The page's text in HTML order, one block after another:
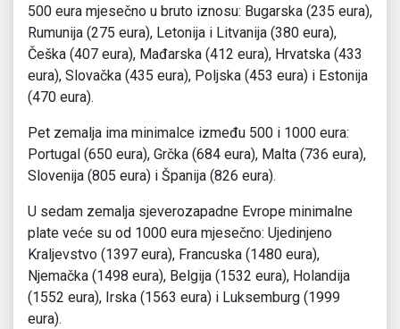
500 eura mjesečno u bruto iznosu: Bugarska (235 eura),
Rumunija (275 eura), Letonija i Litvanija (380 eura),
Češka (407 eura), Mađarska (412 eura), Hrvatska (433
eura), Slovačka (435 eura), Poljska (453 eura) i Estonija
(470 eura).
Pet zemalja ima minimalce između 500 i 1000 eura:
Portugal (650 eura), Grčka (684 eura), Malta (736 eura),
Slovenija (805 eura) i Španija (826 eura).
U sedam zemalja sjeverozapadne Evrope minimalne
plate veće su od 1000 eura mjesečno: Ujedinjeno
Kraljevstvo (1397 eura), Francuska (1480 eura),
Njemačka (1498 eura), Belgija (1532 eura), Holandija
(1552 eura), Irska (1563 eura) i Luksemburg (1999
eura).